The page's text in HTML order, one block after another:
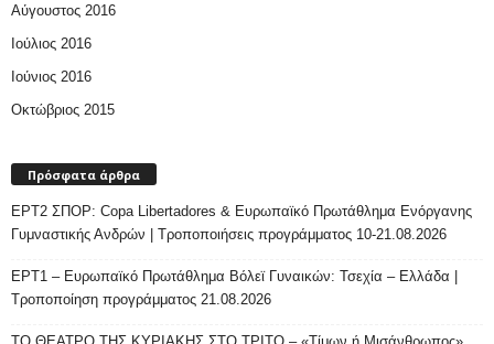
Αύγουστος 2016
Ιούλιος 2016
Ιούνιος 2016
Οκτώβριος 2015
Πρόσφατα άρθρα
ΕΡΤ2 ΣΠΟΡ: Copa Libertadores & Ευρωπαϊκό Πρωτάθλημα Ενόργανης
Γυμναστικής Ανδρών | Τροποποιήσεις προγράμματος 10-21.08.2026
ΕΡΤ1 – Ευρωπαϊκό Πρωτάθλημα Βόλεϊ Γυναικών: Τσεχία – Ελλάδα |
Τροποποίηση προγράμματος 21.08.2026